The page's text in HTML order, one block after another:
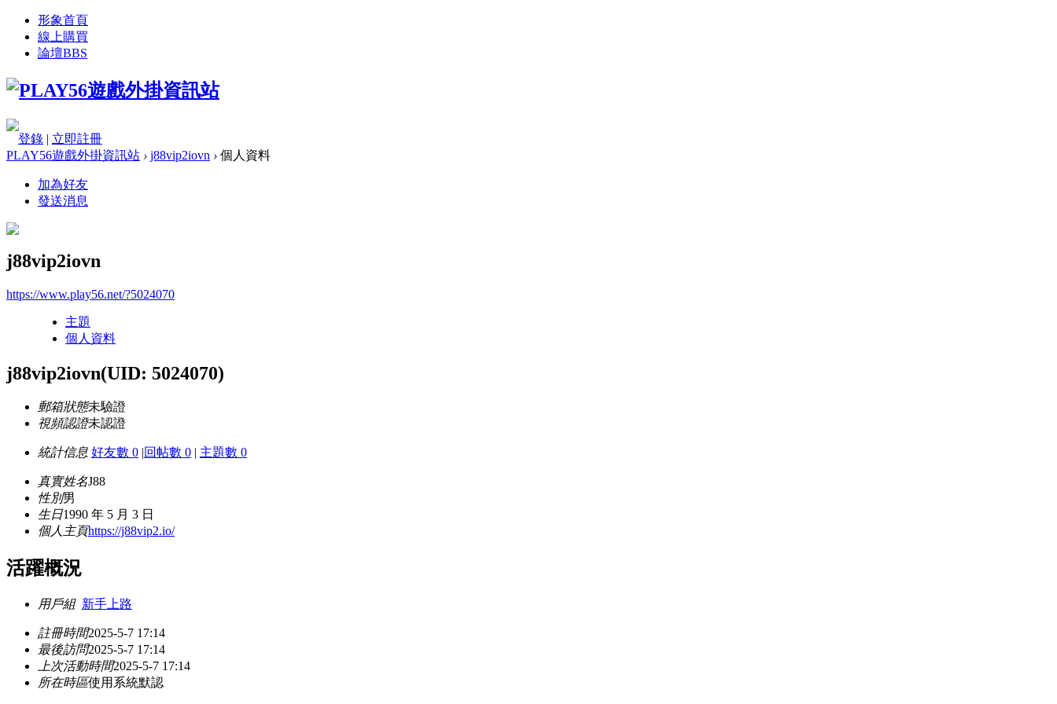
形象首頁
線上購買
論壇BBS
登錄 | 立即註冊
PLAY56遊戲外掛資訊站 › j88vip2iovn › 個人資料
加為好友
發送消息
j88vip2iovn
https://www.play56.net/?5024070
主題
個人資料
j88vip2iovn(UID: 5024070)
郵箱狀態未驗證
視頻認證未認證
統計信息 好友數 0 |回帖數 0 | 主題數 0
真實姓名J88
性別男
生日1990 年 5 月 3 日
個人主頁https://j88vip2.io/
活躍概況
用戶組 新手上路
註冊時間2025-5-7 17:14
最後訪問2025-5-7 17:14
上次活動時間2025-5-7 17:14
所在時區使用系統默認